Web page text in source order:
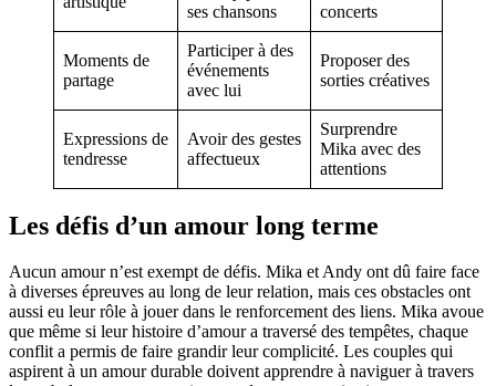
ses chansons
concerts
Moments de
partage
Participer à des
événements
avec lui
Proposer des
sorties créatives
Expressions de
tendresse
Avoir des gestes
affectueux
Surprendre
Mika avec des
attentions
Les défis d’un amour long terme
Aucun amour n’est exempt de défis. Mika et Andy ont dû faire face
à diverses épreuves au long de leur relation, mais ces obstacles ont
aussi eu leur rôle à jouer dans le renforcement des liens. Mika avoue
que même si leur histoire d’amour a traversé des tempêtes, chaque
conflit a permis de faire grandir leur complicité. Les couples qui
aspirent à un amour durable doivent apprendre à naviguer à travers